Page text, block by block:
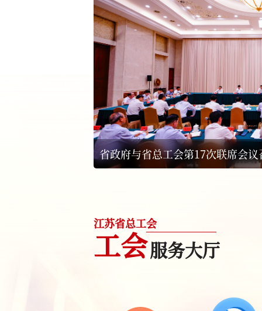
省政府与省总工会第17次联席会议
江苏省总工会
工会服务大厅